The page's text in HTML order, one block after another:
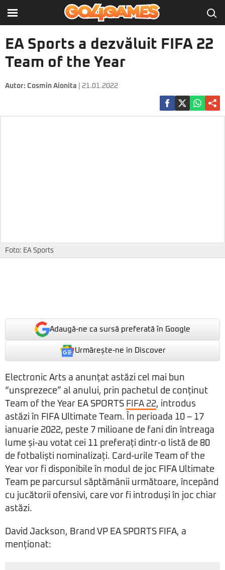
EA Sports a dezvăluit FIFA 22
Team of the Year
Autor: Cosmin Aionita | 21.01.2022
Foto: EA Sports
Adaugă-ne ca sursă preferată în Google
Urmărește-ne in Discover
Electronic Arts a anunțat astăzi cel mai bun
“unsprezece” al anului, prin pachetul de conținut
Team of the Year EA SPORTS FIFA 22, introdus
astăzi în FIFA Ultimate Team. În perioada 10 – 17
ianuarie 2022, peste 7 milioane de fani din întreaga
lume și-au votat cei 11 preferați dintr-o listă de 80
de fotbaliști nominalizați. Card-urile Team of the
Year vor fi disponibile în modul de joc FIFA Ultimate
Team pe parcursul săptămânii următoare, începând
cu jucătorii ofensivi, care vor fi introduși în joc chiar
astăzi.
David Jackson, Brand VP EA SPORTS FIFA, a
menționat: